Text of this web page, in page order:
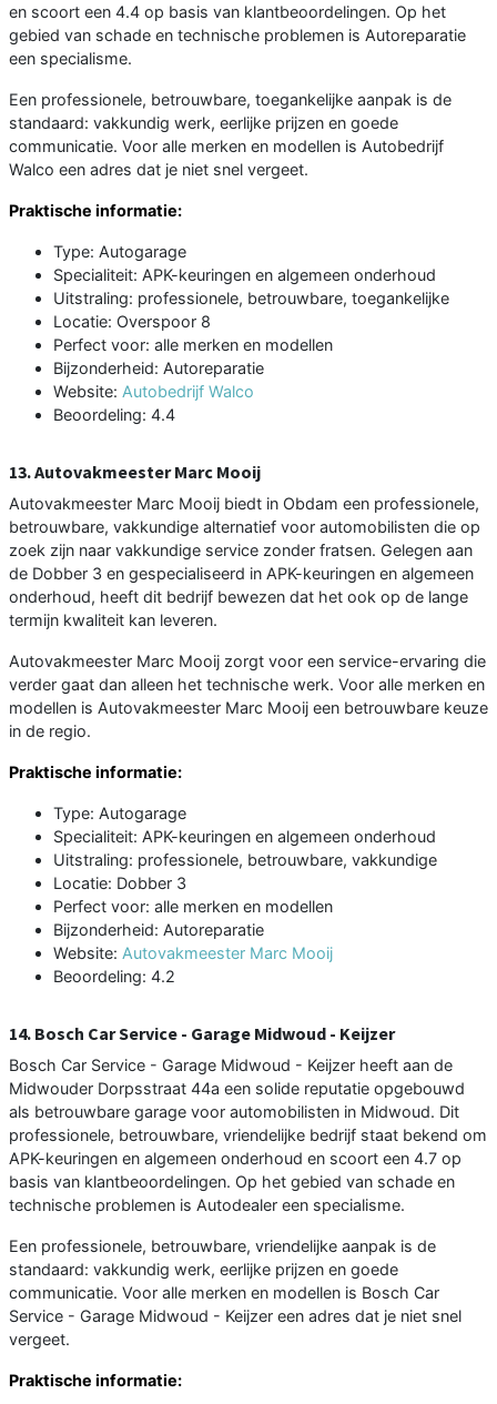
en scoort een 4.4 op basis van klantbeoordelingen. Op het
gebied van schade en technische problemen is Autoreparatie
een specialisme.
Een professionele, betrouwbare, toegankelijke aanpak is de
standaard: vakkundig werk, eerlijke prijzen en goede
communicatie. Voor alle merken en modellen is Autobedrijf
Walco een adres dat je niet snel vergeet.
Praktische informatie:
Type: Autogarage
Specialiteit: APK-keuringen en algemeen onderhoud
Uitstraling: professionele, betrouwbare, toegankelijke
Locatie: Overspoor 8
Perfect voor: alle merken en modellen
Bijzonderheid: Autoreparatie
Website: Autobedrijf Walco
Beoordeling: 4.4
13. Autovakmeester Marc Mooij
Autovakmeester Marc Mooij biedt in Obdam een professionele,
betrouwbare, vakkundige alternatief voor automobilisten die op
zoek zijn naar vakkundige service zonder fratsen. Gelegen aan
de Dobber 3 en gespecialiseerd in APK-keuringen en algemeen
onderhoud, heeft dit bedrijf bewezen dat het ook op de lange
termijn kwaliteit kan leveren.
Autovakmeester Marc Mooij zorgt voor een service-ervaring die
verder gaat dan alleen het technische werk. Voor alle merken en
modellen is Autovakmeester Marc Mooij een betrouwbare keuze
in de regio.
Praktische informatie:
Type: Autogarage
Specialiteit: APK-keuringen en algemeen onderhoud
Uitstraling: professionele, betrouwbare, vakkundige
Locatie: Dobber 3
Perfect voor: alle merken en modellen
Bijzonderheid: Autoreparatie
Website: Autovakmeester Marc Mooij
Beoordeling: 4.2
14. Bosch Car Service - Garage Midwoud - Keijzer
Bosch Car Service - Garage Midwoud - Keijzer heeft aan de
Midwouder Dorpsstraat 44a een solide reputatie opgebouwd
als betrouwbare garage voor automobilisten in Midwoud. Dit
professionele, betrouwbare, vriendelijke bedrijf staat bekend om
APK-keuringen en algemeen onderhoud en scoort een 4.7 op
basis van klantbeoordelingen. Op het gebied van schade en
technische problemen is Autodealer een specialisme.
Een professionele, betrouwbare, vriendelijke aanpak is de
standaard: vakkundig werk, eerlijke prijzen en goede
communicatie. Voor alle merken en modellen is Bosch Car
Service - Garage Midwoud - Keijzer een adres dat je niet snel
vergeet.
Praktische informatie: